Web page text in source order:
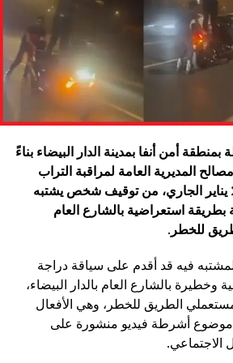
أمن أنفا بمدينة الدار البيضاء بناءً
المديرية العامة لمراقبة التراب
الوطني، يوم الاثنين 26 يناير الجاري، من توقيف شخص يشتبه
استعراضية بالشارع العام
للخطر .
فيه قد أقدم على سياقة دراجة
وخطيرة بالشارع العام بالدار البيضاء،
الطريق للخطر، وهي الأفعال
موضوع أشرطة فيديو منشورة على
الاجتماعي.